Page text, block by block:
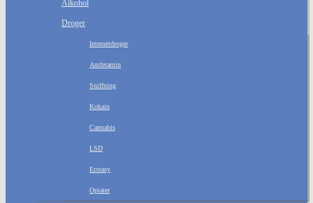
Alkohol
Droger
Internetdroger
Amfetamin
Sniffning
Kokain
Cannabis
LSD
Ecstasy
Opiater